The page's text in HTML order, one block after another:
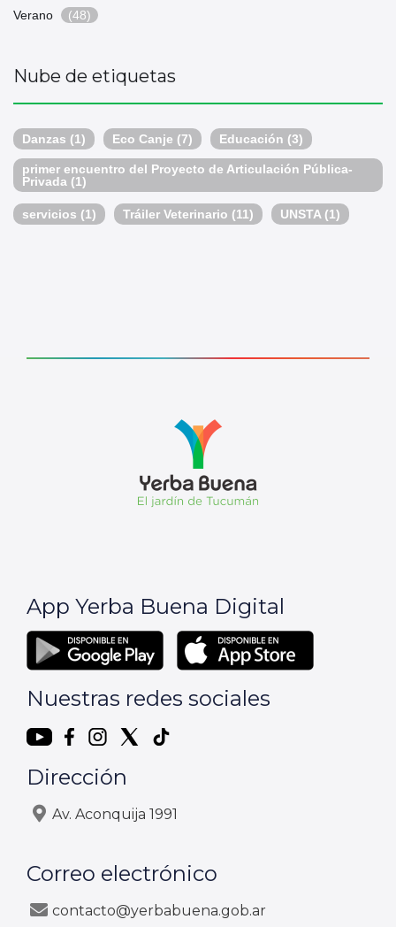
Verano (48)
Nube de etiquetas
Danzas (1) Eco Canje (7) Educación (3)
primer encuentro del Proyecto de Articulación Pública-
Privada (1)
servicios (1) Tráiler Veterinario (11) UNSTA(1)
App Yerba Buena Digital
Nuestras redes sociales
Dirección
Av. Aconquija 1991
Correo electrónico
contacto@yerbabuena.gob.ar